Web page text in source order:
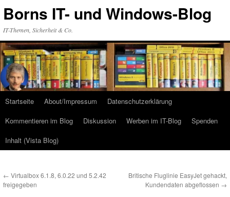
Inhalt
Borns IT- und Windows-Blog
IT-Themen, Sicherheit & Co.
Startseite About/Impressum
Datenschutzerklärung
Kommentieren im Blog
Diskussion Werben im IT-Blog
Spenden
Inhalt (Vista Blog)
← Virtualbox 6.1.8, 6.0.22 und 5.2.42
freigegeben
Britische Fluglinie EasyJet gehackt,
Kundendaten abgeflossen →